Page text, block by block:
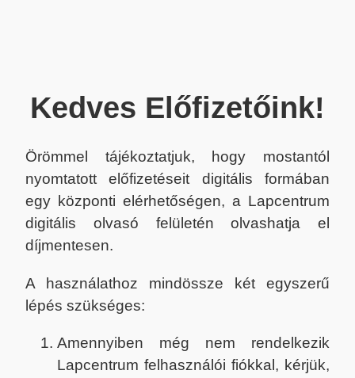
Kedves Előfizetőink!
Örömmel tájékoztatjuk, hogy mostantól
nyomtatott előfizetéseit digitális formában
egy központi elérhetőségen, a Lapcentrum
digitális olvasó felületén olvashatja el
díjmentesen.
A használathoz mindössze két egyszerű
lépés szükséges:
Amennyiben még nem rendelkezik
Lapcentrum felhasználói fiókkal, kérjük,